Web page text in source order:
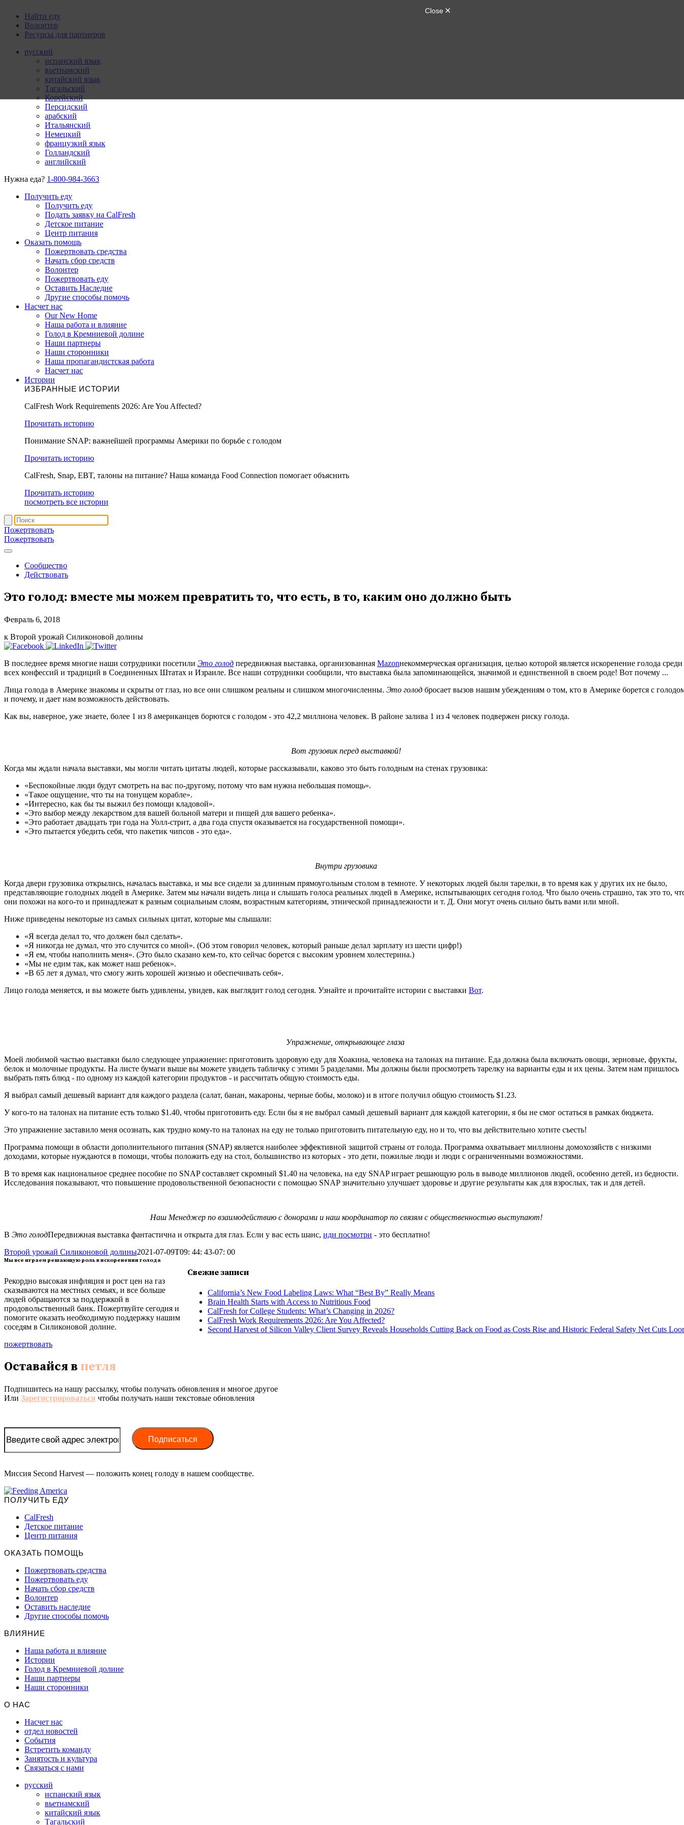
Найти еду
Волонтер
Ресурсы для партнеров
русский
испанский язык
вьетнамский
китайский язык
Тагальский
Корейский
Персидский
арабский
Итальянский
Немецкий
французкий язык
Голландский
английский
Нужна еда? 1-800-984-3663
Получить еду
Получить еду
Подать заявку на CalFresh
Детское питание
Центр питания
Оказать помощь
Пожертвовать средства
Начать сбор средств
Волонтер
Пожертвовать еду
Оставить Наследие
Другие способы помочь
Насчет нас
Our New Home
Наша работа и влияние
Голод в Кремниевой долине
Наши партнеры
Наши сторонники
Наша пропагандистская работа
Насчет нас
Истории
ИЗБРАННЫЕ ИСТОРИИ
CalFresh Work Requirements 2026: Are You Affected?
Прочитать историю
Понимание SNAP: важнейшей программы Америки по борьбе с голодом
Прочитать историю
CalFresh, Snap, EBT, талоны на питание? Наша команда Food Connection помогает объяснить
Прочитать историю
посмотреть все истории
Пожертвовать
Пожертвовать
Сообщество
Действовать
Это голод: вместе мы можем превратить то, что есть, в то, каким оно должно быть
Февраль 6, 2018
к Второй урожай Силиконовой долины
В последнее время многие наши сотрудники посетили Это голод передвижная выставка, организованная Mazonнекоммерческая организация, целью которой является искоренение голода среди
всех конфессий и традиций в Соединенных Штатах и Израиле. Все наши сотрудники сообщили, что выставка была запоминающейся, значимой и единственной в своем роде! Вот почему ...
Лица голода в Америке знакомы и скрыты от глаз, но все они слишком реальны и слишком многочисленны. Это голод бросает вызов нашим убеждениям о том, кто в Америке борется с
и почему, и дает нам возможность действовать.
Как вы, наверное, уже знаете, более 1 из 8 американцев борются с голодом - это 42,2 миллиона человек. В районе залива 1 из 4 человек подвержен риску голода.
Вот грузовик перед выставкой!
Когда мы ждали начала выставки, мы могли читать цитаты людей, которые рассказывали, каково это быть голодным на стенах грузовика:
«Беспокойные люди будут смотреть на вас по-другому, потому что вам нужна небольшая помощь».
«Такое ощущение, что ты на тонущем корабле».
«Интересно, как бы ты выжил без помощи кладовой».
«Это выбор между лекарством для вашей больной матери и пищей для вашего ребенка».
«Это работает двадцать три года на Уолл-стрит, а два года спустя оказывается на государственной помощи».
«Это пытается убедить себя, что пакетик чипсов - это еда».
Внутри грузовика
Когда двери грузовика открылись, началась выставка, и мы все сидели за длинным прямоугольным столом в темноте. У некоторых людей были тарелки, в то время как у других их не было,
представляющие голодных людей в Америке. Затем мы начали видеть лица и слышать голоса реальных людей в Америке, испытывающих сегодня голод. Что было очень страшно, так это то,
они похожи на кого-то и принадлежат к разным социальным слоям, возрастным категориям, этнической принадлежности и т. Д. Они могут очень сильно быть вами или мной.
Ниже приведены некоторые из самых сильных цитат, которые мы слышали:
«Я всегда делал то, что должен был сделать».
«Я никогда не думал, что это случится со мной». (Об этом говорил человек, который раньше делал зарплату из шести цифр!)
«Я ем, чтобы наполнить меня». (Это было сказано кем-то, кто сейчас борется с высоким уровнем холестерина.)
«Мы не едим так, как может наш ребенок».
«В 65 лет я думал, что смогу жить хорошей жизнью и обеспечивать себя».
Лицо голода меняется, и вы можете быть удивлены, увидев, как выглядит голод сегодня. Узнайте и прочитайте истории с выставки Вот.
Упражнение, открывающее глаза
Моей любимой частью выставки было следующее упражнение: приготовить здоровую еду для Хоакина, человека на талонах на питание. Еда должна была включать овощи, зерновые, фрукты,
белок и молочные продукты. На листе бумаги выше вы можете увидеть табличку с этими 5 разделами. Мы должны были просмотреть тарелку на варианты еды и их цены. Затем нам пришлось
выбрать пять блюд - по одному из каждой категории продуктов - и рассчитать общую стоимость еды.
Я выбрал самый дешевый вариант для каждого раздела (салат, банан, макароны, черные бобы, молоко) и в итоге получил общую стоимость $1.23.
У кого-то на талонах на питание есть только $1.40, чтобы приготовить еду. Если бы я не выбрал самый дешевый вариант для каждой категории, я бы не смог остаться в рамках бюджета.
Это упражнение заставило меня осознать, как трудно кому-то на талонах на еду не только приготовить питательную еду, но и то, что вы действительно хотите съесть!
Программа помощи в области дополнительного питания (SNAP) является наиболее эффективной защитой страны от голода. Программа охватывает миллионы домохозяйств с низкими
доходами, которые нуждаются в помощи, чтобы положить еду на стол, большинство из которых - это дети, пожилые люди и люди с ограниченными возможностями.
В то время как национальное среднее пособие по SNAP составляет скромный $1.40 на человека, на еду SNAP играет решающую роль в выводе миллионов людей, особенно детей, из бедности.
Исследования показывают, что повышение продовольственной безопасности с помощью SNAP значительно улучшает здоровье и другие результаты как для взрослых, так и для детей.
Наш Менеджер по взаимодействию с донорами и наш координатор по связям с общественностью выступают!
В Это голодПередвижная выставка фантастична и открыта для глаз. Если у вас есть шанс, иди посмотри - это бесплатно!
Второй урожай Силиконовой долины2021-07-09T09: 44: 43-07: 00
Свежие записи
California’s New Food Labeling Laws: What “Best By” Really Means
Brain Health Starts with Access to Nutritious Food
CalFresh for College Students: What’s Changing in 2026?
CalFresh Work Requirements 2026: Are You Affected?
Second Harvest of Silicon Valley Client Survey Reveals Households Cutting Back on Food as Costs Rise and Historic Federal Safety Net Cuts
Мы все играем решающую роль в искоренении голода
Рекордно высокая инфляция и рост цен на газ
сказываются на местных семьях, и все больше
людей обращаются за поддержкой в
продовольственный банк. Пожертвуйте сегодня и
помогите оказать необходимую поддержку нашим
соседям в Силиконовой долине.
пожертвовать
Оставайся в петля
Подпишитесь на нашу рассылку, чтобы получать обновления и многое другое
Или Зарегистрироваться чтобы получать наши текстовые обновления
Миссия Second Harvest — положить конец голоду в нашем сообществе.
ПОЛУЧИТЬ ЕДУ
CalFresh
Детское питание
Центр питания
ОКАЗАТЬ ПОМОЩЬ
Пожертвовать средства
Пожертвовать еду
Начать сбор средств
Волонтер
Оставить наследие
Другие способы помочь
ВЛИЯНИЕ
Наша работа и влияние
Истории
Голод в Кремниевой долине
Наши партнеры
Наши сторонники
О НАС
Насчет нас
отдел новостей
События
Встретить команду
Занятость и культура
Связаться с нами
русский
испанский язык
вьетнамский
китайский язык
Тагальский